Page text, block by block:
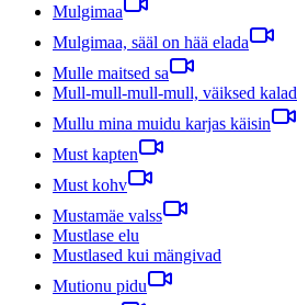
Mulgimaa
Mulgimaa, sääl on hää elada
Mulle maitsed sa
Mull-mull-mull-mull, väiksed kalad
Mullu mina muidu karjas käisin
Must kapten
Must kohv
Mustamäe valss
Mustlase elu
Mustlased kui mängivad
Mutionu pidu